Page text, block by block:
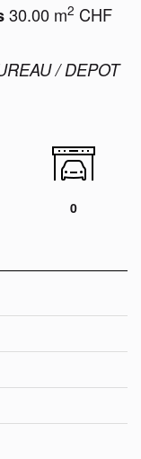
30.00 m2 CHF
/ DEPOT
0